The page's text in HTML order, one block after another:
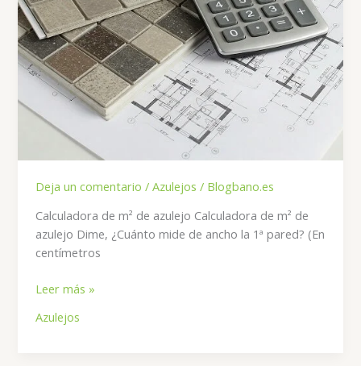
Deja un comentario /Azulejos / Blogbano.es
Calculadora de m² de azulejo Calculadora de m² de
azulejo Dime, ¿Cuánto mide de ancho la 1ª pared? (En
centímetros
Calculadora
Azulejos
Leer más »
Azulejos